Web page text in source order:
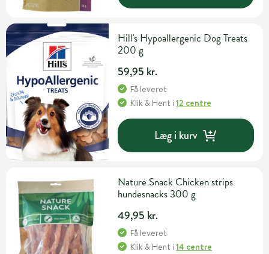
Hill's Hypoallergenic Dog Treats
200 g
59,95 kr.
Få leveret
Klik & Hent i12 centre
Læg i kurv
Nature Snack Chicken strips
hundesnacks 300 g
49,95 kr.
Få leveret
Klik & Hent i14 centre